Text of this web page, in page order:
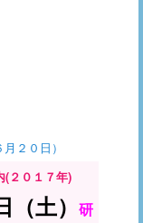
２０日）
(２０１７年)
（土）研